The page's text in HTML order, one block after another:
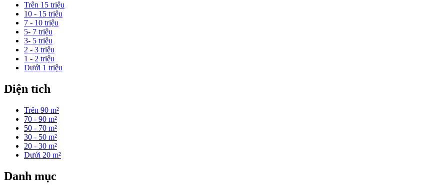
Trên 15 triệu
10 - 15 triệu
7 - 10 triệu
5- 7 triệu
3- 5 triệu
2 - 3 triệu
1 - 2 triệu
Dưới 1 triệu
Diện tích
Trên 90 m²
70 - 90 m²
50 - 70 m²
30 - 50 m²
20 - 30 m²
Dưới 20 m²
Danh mục